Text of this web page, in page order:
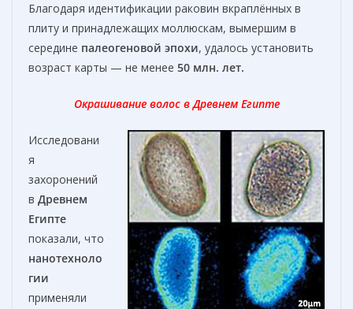
Благодаря идентификации раковин вкраплённых в
плиту и принадлежащих моллюскам, вымершим в
середине палеогеновой эпохи, удалось установить
возраст карты — не менее 50 млн. лет.
Окрашивание волос в Древнем Египте
Исследовани
я
захоронений
в Древнем
Египте
показали, что
нанотехноло
гии
применяли